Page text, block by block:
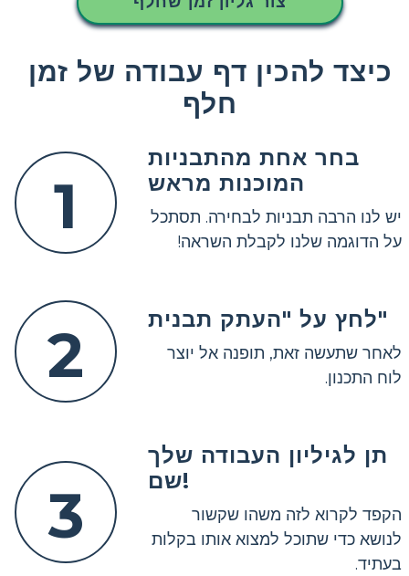
כיצד להכין דף עבודה של זמן
חלף
1
בחר אחת מהתבניות
המוכנות מראש
יש לנו הרבה תבניות לבחירה. תסתכל
על הדוגמה שלנו לקבלת השראה!
2 לחץ על "העתק תבנית"
לאחר שתעשה זאת, תופנה אל יוצר
לוח התכנון.
3
תן לגיליון העבודה שלך
שם!
הקפד לקרוא לזה משהו שקשור
לנושא כדי שתוכל למצוא אותו בקלות
בעתיד.